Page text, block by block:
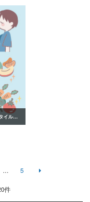
2026_038_健康的なライフスタイルのイラスト
... 5
件